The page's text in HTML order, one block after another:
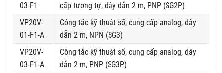
03-F1
cấp tương tự, dây dẫn 2 m, PNP (SG2P)
VP20V-
01-F1-A
Công tắc kỹ thuật số, cung cấp analog, dây
dẫn 2 m, NPN (SG3)
VP20V-
03-F1-A
Công tắc kỹ thuật số, cung cấp analog, dây
dẫn 2 m, PNP (SG3P)